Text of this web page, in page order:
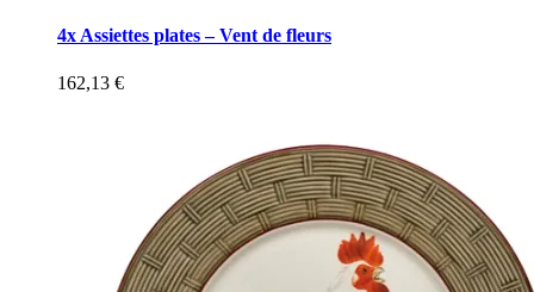
4x Assiettes plates – Vent de fleurs
162,13 €